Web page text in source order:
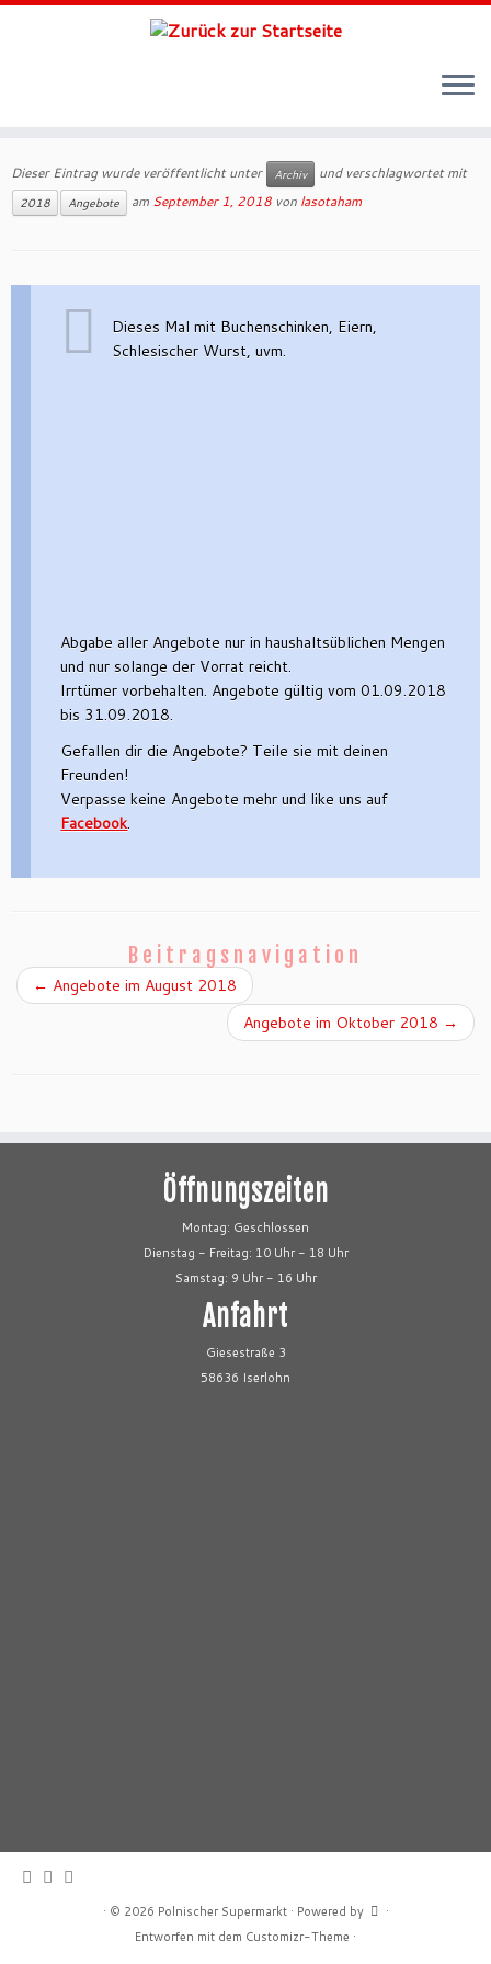
Inhalt
springen
Dieser Eintrag wurde veröffentlicht unter Archiv und verschlagwortet mit
2018 Angebote am September 1, 2018 von lasotaham
Dieses Mal mit Buchenschinken, Eiern,
Schlesischer Wurst, uvm.
Abgabe aller Angebote nur in haushaltsüblichen Mengen
und nur solange der Vorrat reicht.
Irrtümer vorbehalten. Angebote gültig vom 01.09.2018
bis 31.09.2018.
Gefallen dir die Angebote? Teile sie mit deinen
Freunden!
Verpasse keine Angebote mehr und like uns auf
Facebook.
Beitragsnavigation
← Angebote im August 2018
Angebote im Oktober 2018 →
Öffnungszeiten
Montag: Geschlossen
Dienstag - Freitag: 10 Uhr - 18 Uhr
Samstag: 9 Uhr - 16 Uhr
Anfahrt
Giesestraße 3
58636 Iserlohn
· © 2026 Polnischer Supermarkt· Powered by
·
Entworfen mit dem Customizr-Theme ·